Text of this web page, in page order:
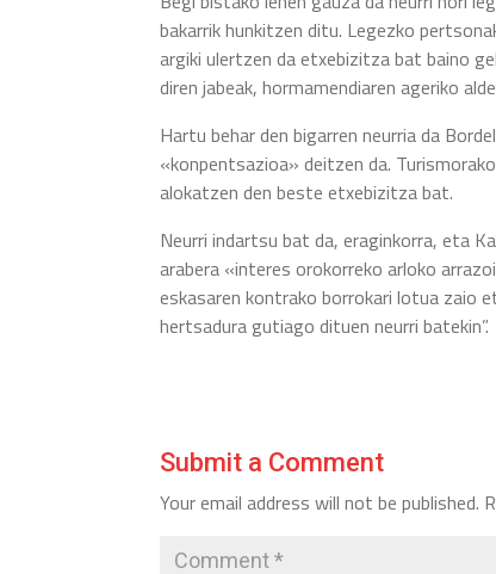
bakarrik hunkitzen ditu. Legezko
argiki ulertzen da etxebizitza bat baino
diren jabeak, hormamendiaren ageriko
Hartu behar den bigarren neurria da
«konpentsazioa» deitzen da.
alokatzen den beste etxebizitza bat.
Neurri indartsu bat da, eraginkorra, eta
arabera «interes orokorreko arloko
eskasaren kontrako borrokari lotua zaio
hertsadura gutiago dituen neurri batekin”.
Submit a Comment
Your email address will not be published.